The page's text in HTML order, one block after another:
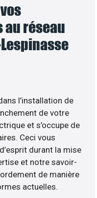
au réseau
l’installation de
de votre
et s’occupe de
Ceci vous
durant la mise
et notre savoir-
de manière
actuelles.